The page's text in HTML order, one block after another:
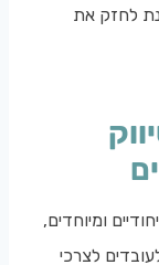
לחזק את
ומיוחדים,
לצרכי